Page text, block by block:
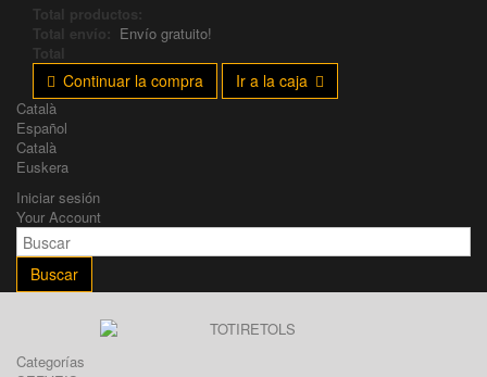
Total productos:
Total envío: Envío gratuito!
Total
Continuar la compra Ir a la caja
Català
Español
Català
Euskera
Iniciar sesión
Your Account
Buscar
Categorías